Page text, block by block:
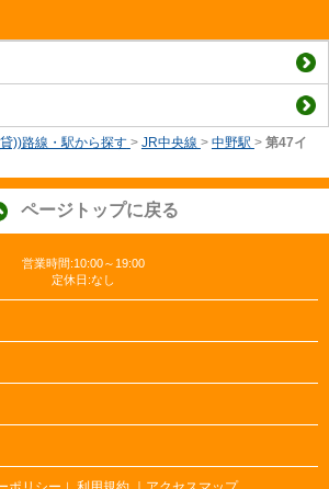
))路線・駅から探す > JR中央線 > 中野駅 > 第47イ
ページトップに戻る
営業時間:10:00～19:00
定休日:なし